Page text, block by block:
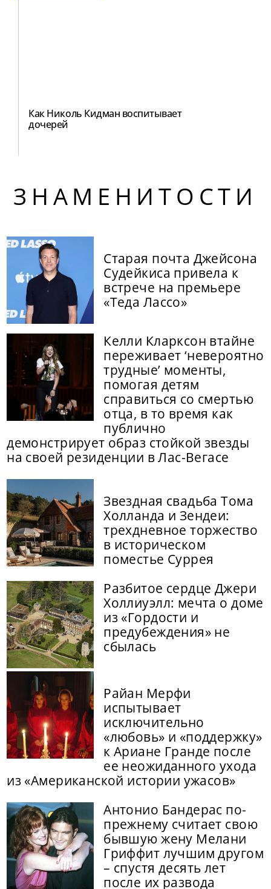
Как Николь Кидман воспитывает
дочерей
ЗНАМЕНИТОСТИ
Старая почта Джейсона
Судейкиса привела к
встрече на премьере
«Теда Лассо»
Келли Кларксон втайне
переживает ‘невероятно
трудные’ моменты,
помогая детям
справиться со смертью
отца, в то время как
публично
демонстрирует образ стойкой звезды
на своей резиденции в Лас-Вегасе
Звездная свадьба Тома
Холланда и Зендеи:
трехдневное торжество
в историческом
поместье Суррея
Разбитое сердце Джери
Холлиуэлл: мечта о доме
из «Гордости и
предубеждения» не
сбылась
Райан Мерфи
испытывает
исключительно
«любовь» и «поддержку»
к Ариане Гранде после
ее неожиданного ухода
из «Американской истории ужасов»
Антонио Бандерас по-
прежнему считает свою
бывшую жену Мелани
Гриффит лучшим другом
– спустя десять лет
после их развода